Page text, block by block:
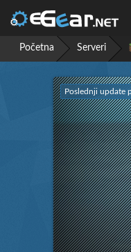
Početna Serveri
Poslednji update